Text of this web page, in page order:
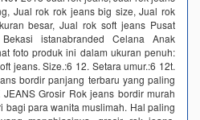
Jual rok rok jeans big size, Jual rok
besar, Jual rok soft jeans Pusat
istanabranded Celana Anak
foto produk ini dalam ukuran penuh:
jeans. Size.:6 12. Setara umur.:6 12t.
bordir panjang terbaru yang paling
Grosir Rok jeans bordir murah
bagi para wanita muslimah. Hal paling